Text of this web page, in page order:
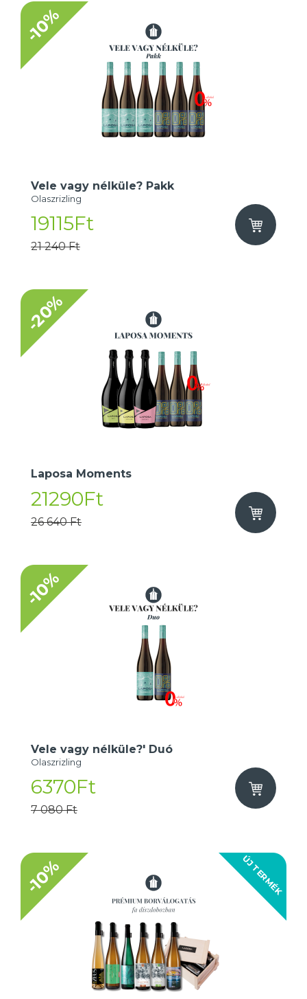
-10%
Vele vagy nélküle? Pakk
Olaszrizling
19115Ft
21 240 Ft
-20%
Laposa Moments
21290Ft
26 640 Ft
-10%
Vele vagy nélküle?' Duó
Olaszrizling
6370Ft
7 080 Ft
ÚJ TERMÉK
-10%